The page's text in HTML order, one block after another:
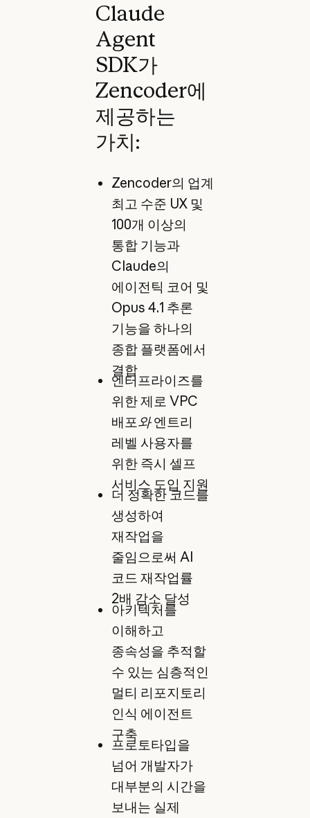
Claude
Agent
SDK가
Zencoder에
제공하는
가치:
Zencoder의 업계
최고 수준 UX 및
100개 이상의
통합 기능과
Claude의
에이전틱 코어 및
Opus 4.1 추론
기능을 하나의
종합 플랫폼에서
결합
엔터프라이즈를
위한 제로 VPC
배포와엔트리
레벨 사용자를
위한 즉시 셀프
서비스 도입 지원
더 정확한 코드를
생성하여
재작업을
줄임으로써 AI
코드 재작업률
2배 감소 달성
아키텍처를
이해하고
종속성을 추적할
수 있는 심층적인
멀티 리포지토리
인식 에이전트
구축
프로토타입을
넘어 개발자가
대부분의 시간을
보내는 실제